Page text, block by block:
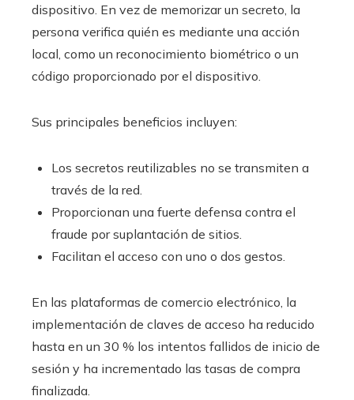
dispositivo. En vez de memorizar un secreto, la
persona verifica quién es mediante una acción
local, como un reconocimiento biométrico o un
código proporcionado por el dispositivo.
Sus principales beneficios incluyen:
Los secretos reutilizables no se transmiten a
través de la red.
Proporcionan una fuerte defensa contra el
fraude por suplantación de sitios.
Facilitan el acceso con uno o dos gestos.
En las plataformas de comercio electrónico, la
implementación de claves de acceso ha reducido
hasta en un 30 % los intentos fallidos de inicio de
sesión y ha incrementado las tasas de compra
finalizada.